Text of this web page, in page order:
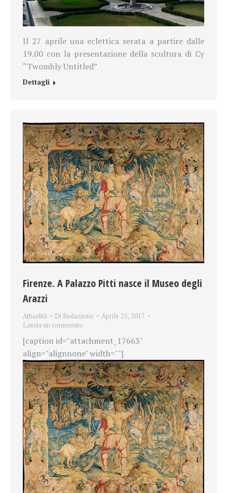
Il 27 aprile una eclettica serata a partire dalle
19.00 con la presentazionedella scultura di Cy
“Twombly Untitled”
Dettagli
Firenze. A Palazzo Pitti nasce il Museo degli
Arazzi
Attualità Di Redazione
Aprile 25, 2017
Lascia un commento
[caption id="attachment_17663"
align="alignnone" width=""]